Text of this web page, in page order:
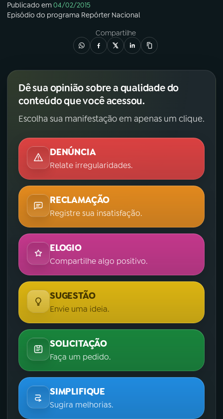
Publicado em04/02/2015
Episódio do programa Repórter Nacional
Compartilhe
Dê sua opinião sobre a qualidade do
conteúdo que você acessou.
Escolha sua manifestação em apenas um clique.
DENÚNCIA
Relate irregularidades.
RECLAMAÇÃO
Registre sua insatisfação.
ELOGIO
Compartilhe algo positivo.
SUGESTÃO
Envie uma ideia.
SOLICITAÇÃO
Faça um pedido.
SIMPLIFIQUE
Sugira melhorias.